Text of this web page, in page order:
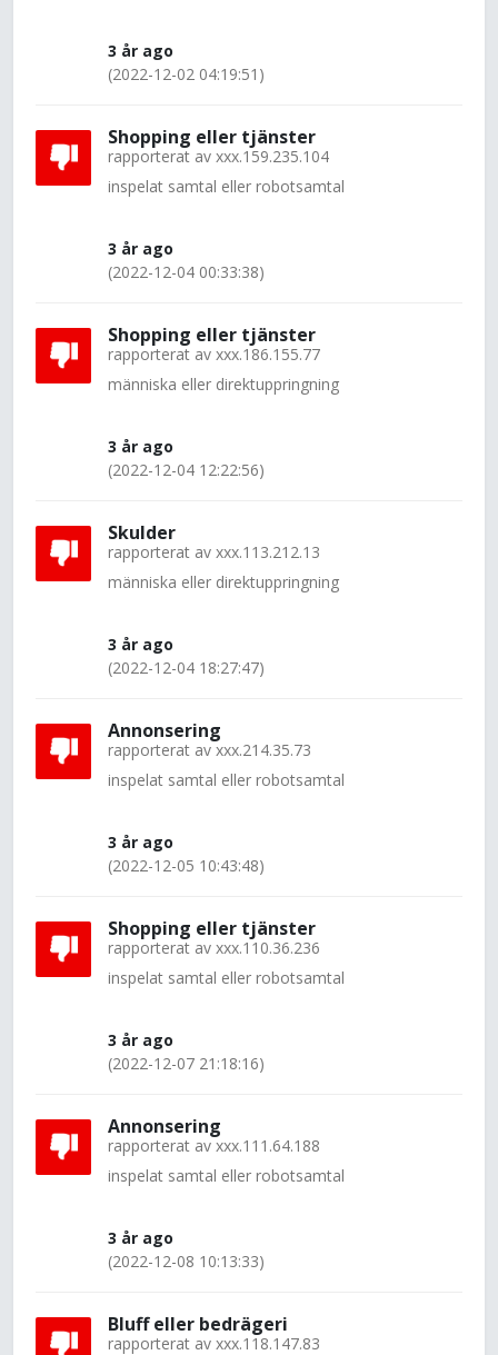
3 år ago
(2022-12-02 04:19:51)
Shopping eller tjänster
rapporterat av xxx.159.235.104
inspelat samtal eller robotsamtal
3 år ago
(2022-12-04 00:33:38)
Shopping eller tjänster
rapporterat av xxx.186.155.77
människa eller direktuppringning
3 år ago
(2022-12-04 12:22:56)
Skulder
rapporterat av xxx.113.212.13
människa eller direktuppringning
3 år ago
(2022-12-04 18:27:47)
Annonsering
rapporterat av xxx.214.35.73
inspelat samtal eller robotsamtal
3 år ago
(2022-12-05 10:43:48)
Shopping eller tjänster
rapporterat av xxx.110.36.236
inspelat samtal eller robotsamtal
3 år ago
(2022-12-07 21:18:16)
Annonsering
rapporterat av xxx.111.64.188
inspelat samtal eller robotsamtal
3 år ago
(2022-12-08 10:13:33)
Bluff eller bedrägeri
rapporterat av xxx.118.147.83